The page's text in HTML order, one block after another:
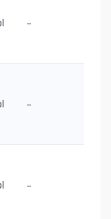
–
–
–